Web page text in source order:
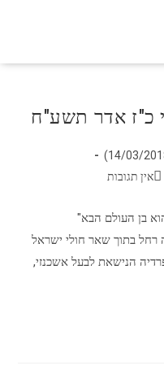
כ"ז אדר תשע"ח
אין תגובות
בן העולם הבא"
רחל בתוך שאר חולי ישראל
הנישאת לבעל אשכנזי,